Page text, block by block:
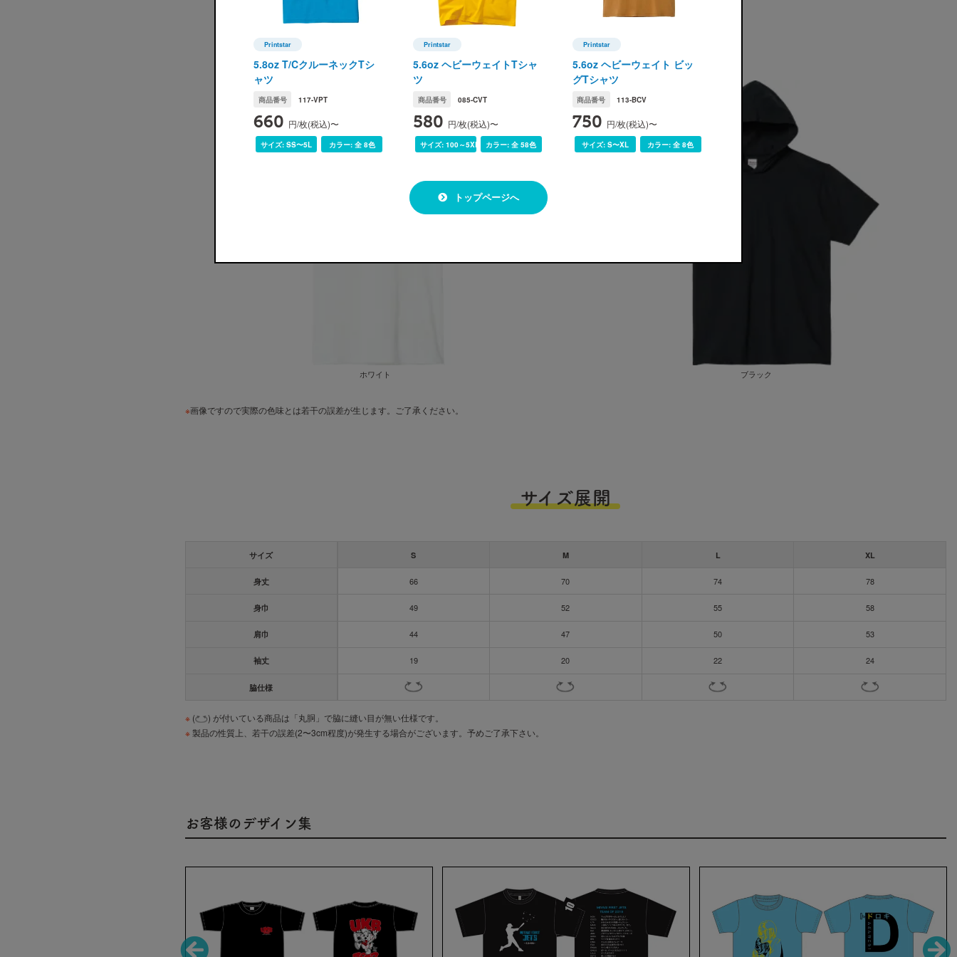
ホワイト ブラック
※画像ですので実際の色味とは若干の誤差が生じます。ご了承ください。
サイズ展開
サイズ S M L XL
身丈 66 70 74 78
身巾 49 52 55 58
肩巾 44 47 50 53
袖丈 19 20 22 24
脇仕様
※(
) が付いている商品は「丸胴」で脇に縫い目が無い仕様です。
※製品の性質上、若干の誤差(2〜3cm程度)が発生する場合がございます。予めご了承下さい。
Printstar
Printstar(プリントスター)
5.8oz T/CクルーネックTシ
ャツ
商品番号 117-VPT
660 円/枚(税込)〜
サイズ:SS〜5L カラー: 全 8色
Printstar
Printstar(プリントスター)
5.6oz ヘビーウェイトTシャ
ツ
商品番号 085-CVT
580 円/枚(税込)〜
サイズ: 100～5XL カラー:全 58色
Printstar
Printstar(プリントスター)
5.6oz ヘビーウェイト ビッ
グTシャツ
商品番号 113-BCV
750 円/枚(税込)〜
サイズ: S〜XL カラー:全 8色
トップページへ
お客様のデザイン集